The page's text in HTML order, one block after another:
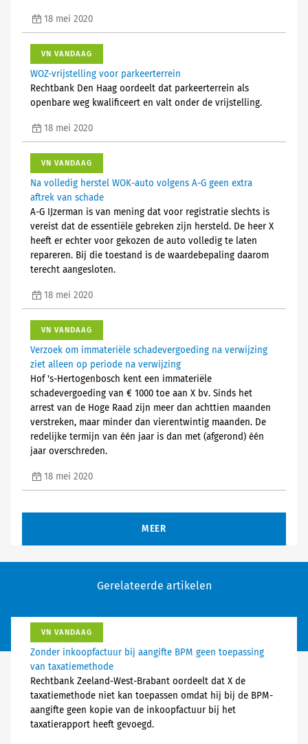
18 mei 2020
VN VANDAAG
WOZ-vrijstelling voor parkeerterrein
Rechtbank Den Haag oordeelt dat parkeerterrein als
openbare weg kwalificeert en valt onder de vrijstelling.
18 mei 2020
VN VANDAAG
Na volledig herstel WOK-auto volgens A-G geen extra
aftrek van schade
A-G IJzerman is van mening dat voor registratie slechts is
vereist dat de essentiële gebreken zijn hersteld. De heer X
heeft er echter voor gekozen de auto volledig te laten
repareren. Bij die toestand is de waardebepaling daarom
terecht aangesloten.
18 mei 2020
VN VANDAAG
Verzoek om immateriële schadevergoeding na verwijzing
ziet alleen op periode na verwijzing
Hof 's-Hertogenbosch kent een immateriële
schadevergoeding van € 1000 toe aan X bv. Sinds het
arrest van de Hoge Raad zijn meer dan achttien maanden
verstreken, maar minder dan vierentwintig maanden. De
redelijke termijn van één jaar is dan met (afgerond) één
jaar overschreden.
18 mei 2020
MEER
Gerelateerde artikelen
VN VANDAAG
Zonder inkoopfactuur bij aangifte BPM geen toepassing
van taxatiemethode
Rechtbank Zeeland-West-Brabant oordeelt dat X de
taxatiemethode niet kan toepassen omdat hij bij de BPM-
aangifte geen kopie van de inkoopfactuur bij het
taxatierapport heeft gevoegd.